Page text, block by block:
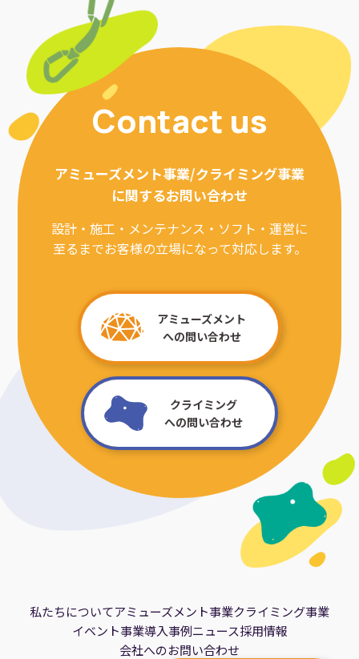
Contact us
アミューズメント事業/クライミング事業
に関するお問い合わせ
設計・施工・メンテナンス・ソフト・運営に
至るまでお客様の立場になって対応します。
アミューズメント
への問い合わせ
クライミング
への問い合わせ
私たちについてアミューズメント事業クライミング事業
イベント事業導入事例ニュース採用情報
会社へのお問い合わせ